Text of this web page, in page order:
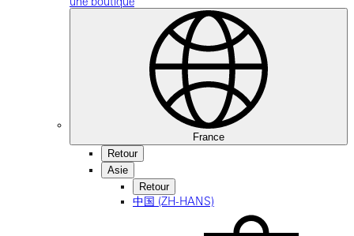
France
Retour
Asie
Retour
中国 (ZH-HANS)